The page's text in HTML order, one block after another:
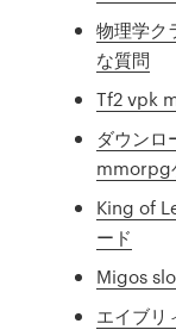
物理学ク
な質問
Tf2 vpk
ダウンロ
mmorpg
King of
ード
Migos
エイブリ